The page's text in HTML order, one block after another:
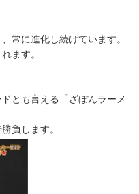
常に進化し続けています。
ます。
とも言える「ざぼんラーメ
負します。